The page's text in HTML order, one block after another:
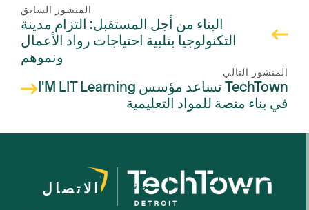
المنشور السابق
البناء من أجل المستقبل: التزام مدينة
التكنولوجيا بتلبية احتياجات رواد الأعمال
ونموهم
المنشور التالي
TechTown تساعد مؤسس I'M LIT Learning
في بناء منصة للمواد التعليمية
من نحن الاتصال